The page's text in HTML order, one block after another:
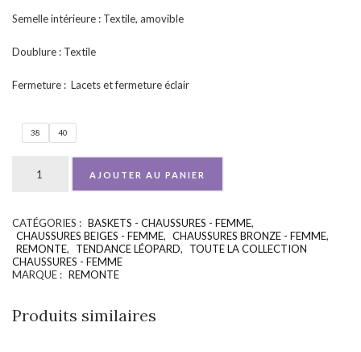
Semelle intérieure : Textile, amovible
Doublure : Textile
Fermeture : Lacets et fermeture éclair
38 40
AJOUTER AU PANIER
CATÉGORIES : BASKETS - CHAUSSURES - FEMME,
CHAUSSURES BEIGES - FEMME, CHAUSSURES BRONZE - FEMME,
REMONTE, TENDANCE LÉOPARD,
TOUTE LA COLLECTION
CHAUSSURES - FEMME
MARQUE : REMONTE
Produits similaires